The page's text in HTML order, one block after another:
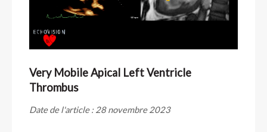
Very Mobile Apical Left Ventricle
Thrombus
Date de l'article : 28 novembre 2023